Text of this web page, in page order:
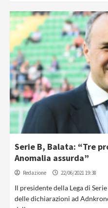
Serie B, Balata: “Tre
Anomalia assurda”
Redazione 22/06/2021 19:38
Il presidente della Lega di
delle dichiarazioni ad